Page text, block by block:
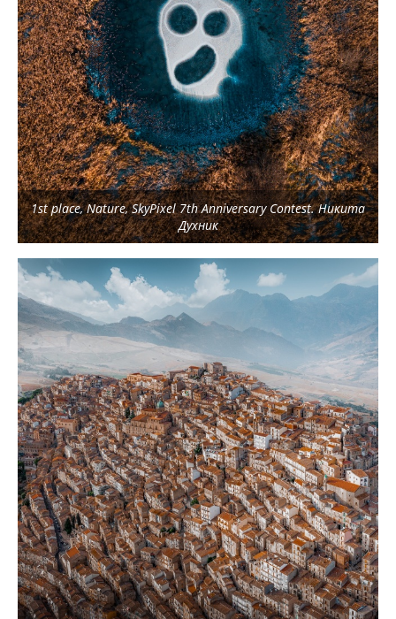
1st place, Nature, SkyPixel 7th Anniversary Contest. Никита
Духник